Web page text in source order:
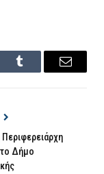
Tumblr Email
Δήμο